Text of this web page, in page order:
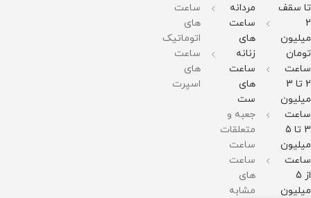
تا سقف
2
میلیون
تومان
ساعت
2 تا 3
میلیون
ساعت
3 تا 5
میلیون
ساعت
از 5
میلیون
مردانه
ساعت
های
زنانه
ساعت
های
ست
جعبه و
متعلقات
ساعت
ساعت
های
مشابه
ساعت
های
اتوماتیک
ساعت
های
اسپرت